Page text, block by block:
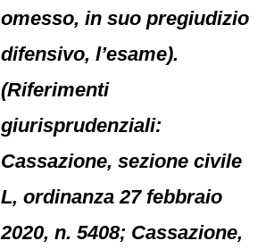
omesso, in suo pregiudizio
difensivo, l’esame).
(Riferimenti
giurisprudenziali:
Cassazione, sezione civile
L, ordinanza 27 febbraio
2020, n. 5408; Cassazione,